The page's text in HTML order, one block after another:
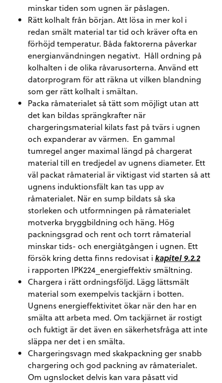
minskar tiden som ugnen är påslagen.
Rätt kolhalt från början. Att lösa in mer kol i
redan smält material tar tid och kräver ofta en
förhöjd temperatur. Båda faktorerna påverkar
energianvändningen negativt. Håll ordning på
kolhalten i de olika råvarusorterna. Använd ett
datorprogram för att räkna ut vilken blandning
som ger rätt kolhalt i smältan.
Packa råmaterialet så tätt som möjligt utan att
det kan bildas sprängkrafter när
chargeringsmaterial kilats fast på tvärs i ugnen
och expanderar av värmen. En gammal
tumregel anger maximal längd på chargerat
material till en tredjedel av ugnens diameter. Ett
väl packat råmaterial är viktigast vid starten så att
ugnens induktionsfält kan tas upp av
råmaterialet. När en sump bildats så ska
storleken och utformningen på råmaterialet
motverka bryggbildning och häng. Hög
packningsgrad och rent och torrt råmaterial
minskar tids- och energiåtgången i ugnen. Ett
försök kring detta finns redovisat i kapitel 9.2.2
i rapporten IPK224_energieffektiv smältning.
Chargera i rätt ordningsföljd. Lägg lättsmält
material som exempelvis tackjärn i botten.
Ugnens energieffektivitet ökar när den har en
smälta att arbeta med. Om tackjärnet är rostigt
och fuktigt är det även en säkerhetsfråga att inte
släppa ner det i en smälta.
Chargeringsvagn med skakpackning ger snabb
chargering och god packning av råmaterialet.
Om ugnslocket delvis kan vara påsatt vid